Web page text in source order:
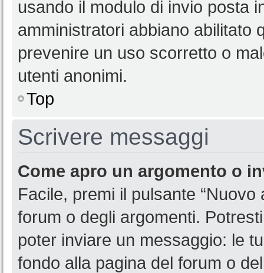
usando il modulo di invio posta
amministratori abbiano abilitato
prevenire un uso scorretto o
utenti anonimi.
Top
Scrivere messaggi
Come apro un argomento o
Facile, premi il pulsante
forum o degli argomenti.
poter inviare un messaggio: le
fondo alla pagina del forum o